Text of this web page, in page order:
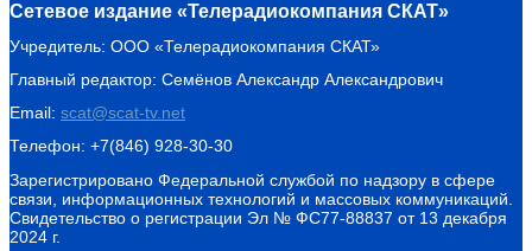
Сетевое издание «Телерадиокомпания СКАТ»
Учредитель: ООО «Телерадиокомпания СКАТ»
Главный редактор: Семёнов Александр Александрович
Email: scat@scat-tv.net
Телефон: +7(846) 928-30-30
Зарегистрировано Федеральной службой по надзору в сфере
связи, информационных технологий и массовых коммуникаций.
Свидетельство о регистрации Эл № ФС77-88837 от 13 декабря
2024 г.